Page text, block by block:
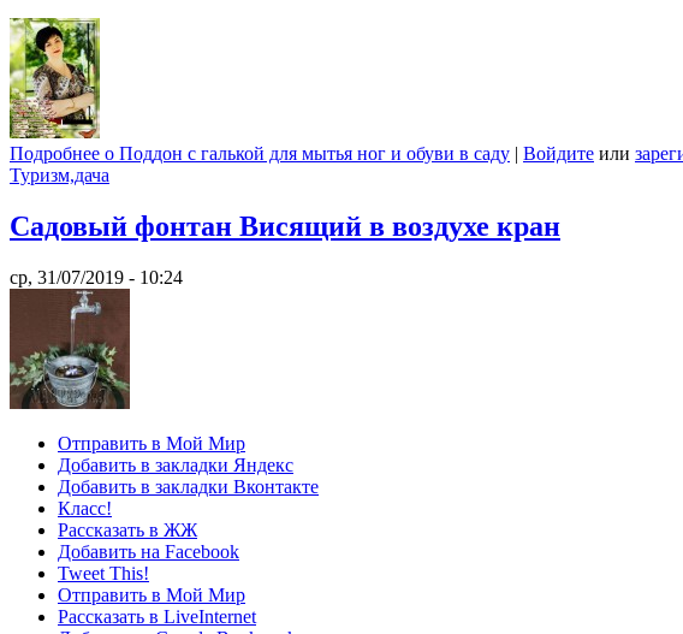
Подробнее о Поддон с галькой для мытья ног и обуви в саду | Войдите или
Туризм,дача
Садовый фонтан Висящий в воздухе кран
ср, 31/07/2019 - 10:24
Отправить в Мой Мир
Добавить в закладки Яндекс
Добавить в закладки Вконтакте
Класс!
Рассказать в ЖЖ
Добавить на Facebook
Tweet This!
Отправить в Мой Мир
Рассказать в LiveInternet